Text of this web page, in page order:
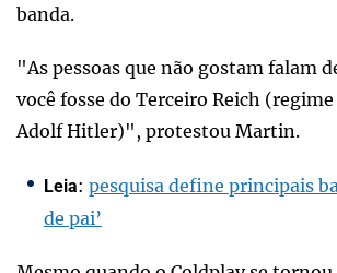
banda.
"As pessoas que não gostam falam
você fosse do Terceiro Reich
Adolf Hitler)", protestou Martin.
Leia: pesquisa define principais
de pai’